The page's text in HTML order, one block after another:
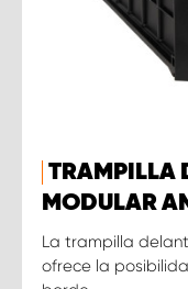
TRAMPILLA
MODULAR
La trampilla
ofrece la